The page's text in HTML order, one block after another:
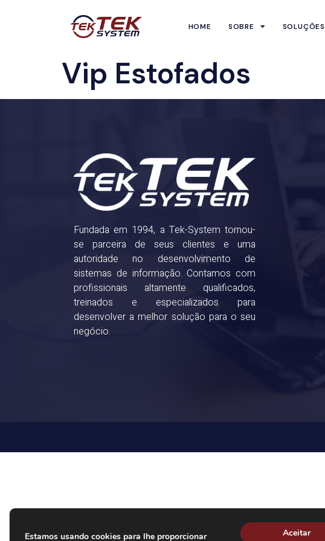
HOME SOBRE SOLUÇÕES
Vip Estofados
Fundada em 1994, a Tek-System tornou-
se parceira de seus clientes e uma
autoridade no desenvolvimento de
sistemas de informação. Contamos com
profissionais altamente qualificados,
treinados e especializados para
desenvolver a melhor solução para o seu
negócio.
Estamos usando cookies para lhe proporcionar Aceitar